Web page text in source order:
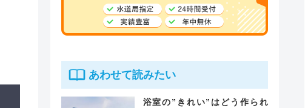
あわせて読みたい
浴室の”きれい”はどう作られ